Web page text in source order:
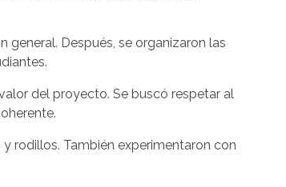
general. Después, se organizaron las
del proyecto. Se buscó respetar al
rodillos. También experimentaron con